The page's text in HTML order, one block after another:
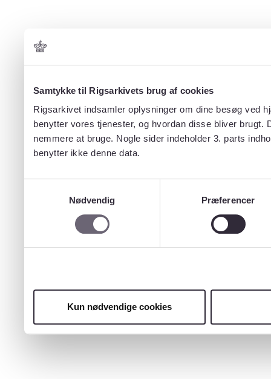
Samtykke til Rigsarkivets brug af cookies
Rigsarkivet indsamler oplysninger om dine besøg ved
benytter vores tjenester, og hvordan disse bliver
nemmere at bruge. Nogle sider indeholder 3. parts
benytter ikke denne data.
Nødvendig
Præferencer
Kun nødvendige cookies